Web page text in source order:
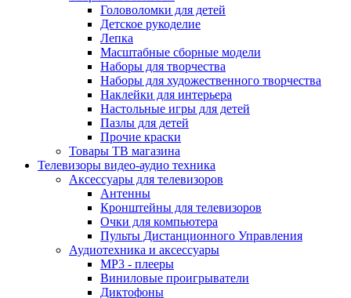
Головоломки для детей
Детское рукоделие
Лепка
Масштабные сборные модели
Наборы для творчества
Наборы для художественного творчества
Наклейки для интерьера
Настольные игры для детей
Пазлы для детей
Прочие краски
Товары ТВ магазина
Телевизоры видео-аудио техника
Аксессуары для телевизоров
Антенны
Кронштейны для телевизоров
Очки для компьютера
Пульты Дистанционного Управления
Аудиотехника и аксессуары
MP3 - плееры
Виниловые проигрыватели
Диктофоны